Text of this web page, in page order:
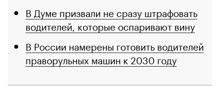
В Думе призвали не сразу штрафовать
водителей, которые оспаривают вину
В России намерены готовить водителей
праворульных машин к 2030 году